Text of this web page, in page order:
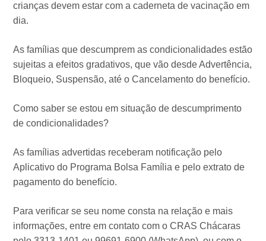
crianças devem estar com a caderneta de vacinação em
dia.
As famílias que descumprem as condicionalidades estão
sujeitas a efeitos gradativos, que vão desde Advertência,
Bloqueio, Suspensão, até o Cancelamento do benefício.
Como saber se estou em situação de descumprimento
de condicionalidades?
As famílias advertidas receberam notificação pelo
Aplicativo do Programa Bolsa Família e pelo extrato de
pagamento do benefício.
Para verificar se seu nome consta na relação e mais
informações, entre em contato com o CRAS Chácaras